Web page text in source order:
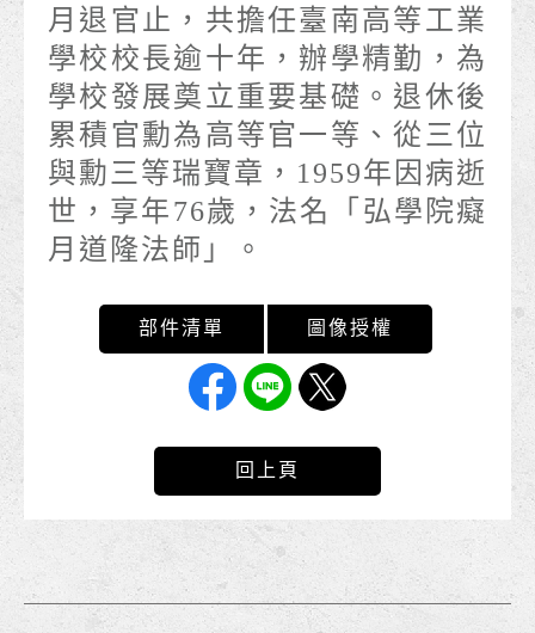
月退官止，共擔任臺南高等工業
學校校長逾十年，辦學精勤，為
學校發展奠立重要基礎。退休後
累積官勳為高等官一等、從三位
與勳三等瑞寶章，1959年因病逝
世，享年76歲，法名「弘學院癡
月道隆法師」。
回上頁